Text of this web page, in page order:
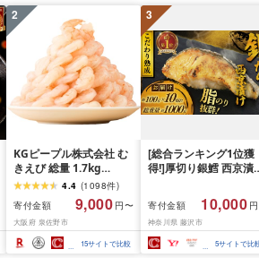
2
KGピープル株式会社 む
きえび 総量 1.7kg
(850g×2P) 特大 5Lサイ
ズ バナメイエビ バラ凍
結 下処理不要 サイズ不
揃い 訳あり
4.4 (1098件)
寄付金額
9,000 円〜
大阪府 泉佐野市
15サイトで比較
3
[総合ランキング1位獲
得!]厚切り銀鱈 西京漬
約 1,000g (約 100g ×
切) 西京味噌 西京みそ
噌漬け みそ 味噌 鮮魚
介 銀だら 銀ダラ ギン
ラ ぎんだら 鱈 タラ 魚
寄付金額 10,000
神奈川県 藤沢市
5サイトで比